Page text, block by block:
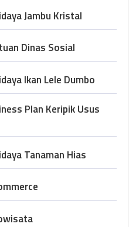
Jambu Kristal
Dinas Sosial
Ikan Lele Dumbo
Plan Keripik Usus
Tanaman Hias